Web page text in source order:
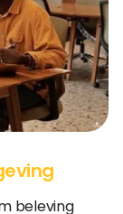
beleving